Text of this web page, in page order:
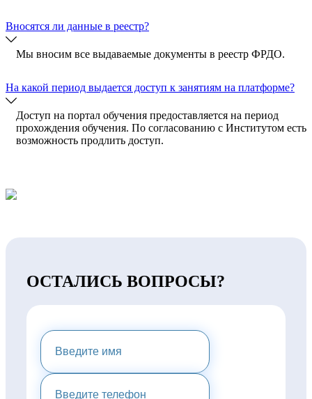
Вносятся ли данные в реестр?
Мы вносим все выдаваемые документы в реестр ФРДО.
На какой период выдается доступ к занятиям на платформе?
Доступ на портал обучения предоставляется на период
прохождения обучения. По согласованию с Институтом есть
возможность продлить доступ.
ОСТАЛИСЬ ВОПРОСЫ?
ПРЕДОСТАВИМ ВАМ
КОНСУЛЬТАЦИЮ